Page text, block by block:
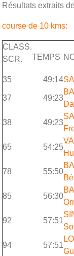
Résultats extraits
course de 10 kms:
CLASS.
SCR.
TEMPS
35 49:14
37 49:23
38 49:23
65 54:25
78 55:50
85 56:30
92 57:51
94 57:51